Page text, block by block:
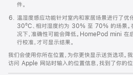
件。
温湿度感应功能针对室内和家居场景进行了优
30ºC、相对湿度约为 30% 至 70% 的场景。
况下，准确性可能会降低。HomePod mini 在
行校准，才可显示结果。
我们会使用你所在位置，为你更快显示送货选项。
访问 Apple 网站时输入的位置信息，找到了你的位